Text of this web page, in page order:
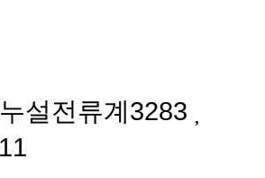
누설전류계3283